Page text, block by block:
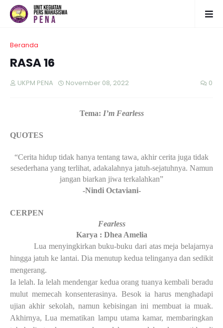
Beranda
RASA 16
UKPM PENA November 08, 2022 0
Tema: I’m Fearless
QUOTES
“Cerita hidup tidak hanya tentang tawa, akhir cerita juga tidak
sesederhana yang terlihat, adakalahnya jatuh-sejatuhnya. Namun
jangan biarkan jiwa terkalahkan”
-Nindi Octaviani-
CERPEN
Fearless
Karya : Dhea Amelia
Lua menyingkirkan buku-buku dari atas meja belajarnya
hingga jatuh ke lantai. Dia menutup kedua telinganya dan sedikit
mengerang.
Ia lelah. Ia lelah mendengar kedua orang tuanya kembali beradu
mulut memecah konsenterasinya. Besok ia harus menghadapi
ujian akhir sekolah, namun kebisingan ini membuat ia muak.
Akhirnya, Lua mematikan lampu utama kamar, membaringkan